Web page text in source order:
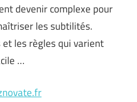
devenir complexe pour
les subtilités.
les règles qui varient
…